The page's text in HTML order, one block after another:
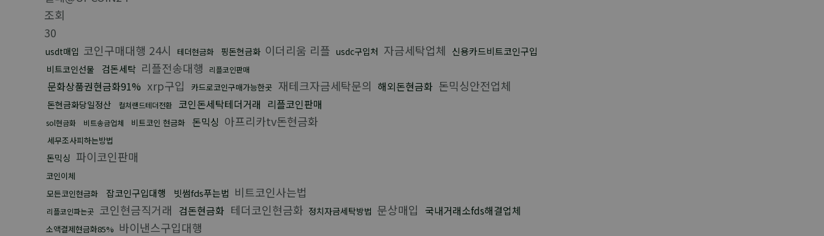
조회
30
usdt매입 코인구매대행 24시 테더현금화 핑돈현금화 이더리움 리플 usdc구입처 자금세탁업체 신용카드비트코인구입
비트코인선물 검돈세탁 리플전송대행 리플코인판매
문화상품권현금화91% xrp구입 카드로코인구매가능한곳 재테크자금세탁문의 해외돈현금화 돈믹싱안전업체
돈현금화당일정산 컬쳐랜드테더전환 코인돈세탁테더거래 리플코인판매
sol현금화 비트송금업체 비트코인 현금화 돈믹싱 아프리카tv돈현금화
세무조사피하는방법
돈믹싱 파이코인판매
코인이체
모든코인현금화
잡코인구입대행 빗썸fds푸는법 비트코인사는법
리플코인파는곳 코인현금직거래 검돈현금화 테더코인현금화 정치자금세탁방법 문상매입 국내거래소fds해결업체
소액결제현금화85% 바이낸스구입대행